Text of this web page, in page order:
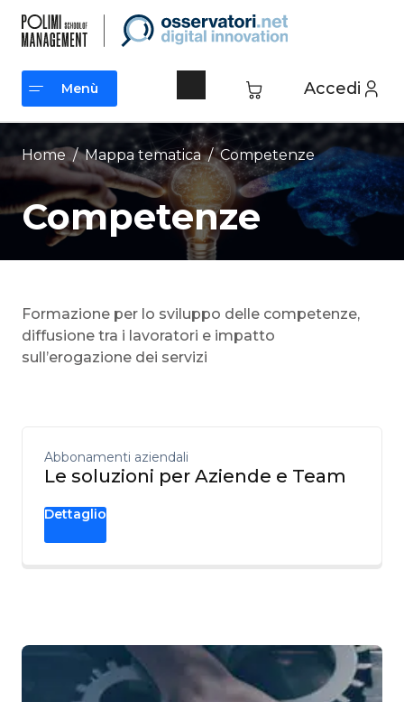
contenuto
Accedi
Menù
Menù
Home / Mappa tematica /Competenze
Competenze
Formazione per lo sviluppo delle competenze,
diffusione tra i lavoratori e impatto
sull’erogazione dei servizi
Abbonamenti aziendali
Le soluzioni per Aziende e Team
Dettaglio